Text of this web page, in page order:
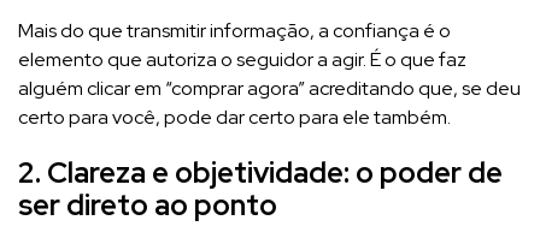
Mais do que transmitir informação, a confiança é o
elemento que autoriza o seguidor a agir. É o que faz
alguém clicar em “comprar agora” acreditando que, se deu
certo para você, pode dar certo para ele também.
2. Clareza e objetividade: o poder de
ser direto ao ponto